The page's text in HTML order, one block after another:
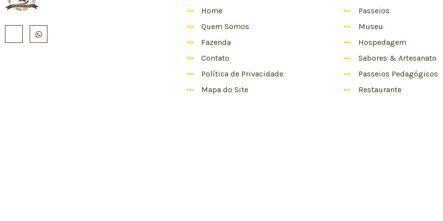
Home
Quem Somos
Fazenda
Contato
Política de Privacidade
Mapa do Site
Passeios
Museu
Hospedagem
Sabores & Artesanato
Passeios Pedagógicos
Restaurante